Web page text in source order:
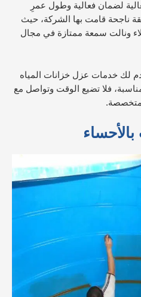
لضمان فعالية وطول عمرِ
ناجحة قامت بها الشركة، حيث
ونالت سمعة ممتازة في مجال
لك خدمات عزل خزانات المياه
فلا تضيع الوقت وتواصل مع